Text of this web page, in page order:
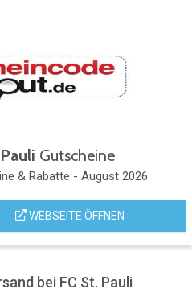
Gutscheine
& Rabatte - August 2026
WEBSEITE ÖFFNEN
bei FC St. Pauli